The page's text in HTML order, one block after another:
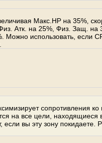
Макс.HP на 35%,
Атк. на 25%, Физ. Защ. на
Можно использовать, если
сопротивления
на все цели, находящиеся
вы эту зону покидаете.